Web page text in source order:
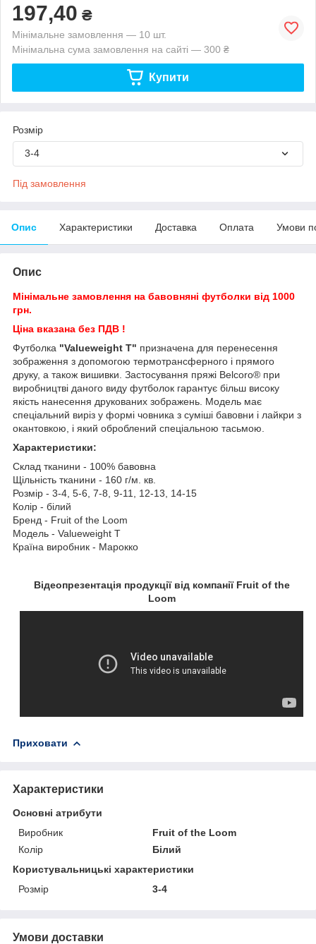
197,40 ₴
Мінімальне замовлення — 10 шт.
Мінімальна сума замовлення на сайті — 300 ₴
Купити
Розмір
3-4
Під замовлення
Опис Характеристики Доставка Оплата Умови
Опис
Мінімальне замовлення на бавовняні футболки від 1000
грн.
Ціна вказана без ПДВ !
Футболка "Valueweight T" призначена для перенесення
зображення з допомогою термотрансферного і прямого
друку, а також вишивки. Застосування пряжі Belcoro® при
виробництві даного виду футболок гарантує більш високу
якість нанесення друкованих зображень. Модель має
спеціальний виріз у формі човника з суміші бавовни і лайкри з
окантовкою, і який оброблений спеціальною тасьмою.
Характеристики:
Склад тканини - 100% бавовна
Щільність тканини - 160 г/м. кв.
Розмір - 3-4, 5-6, 7-8, 9-11, 12-13, 14-15
Колір - білий
Бренд - Fruit of the Loom
Модель - Valueweight T
Країна виробник - Марокко
Відеопрезентація продукції від компанії Fruit of the
Loom
Приховати
Характеристики
Основні атрибути
Виробник
Fruit of the Loom
Колір
Білий
Користувальницькі характеристики
Розмір
3-4
Умови доставки